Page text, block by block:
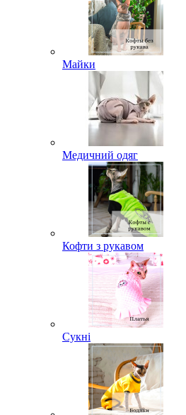
Майки
Медичний одяг
Кофти з рукавом
Сукні